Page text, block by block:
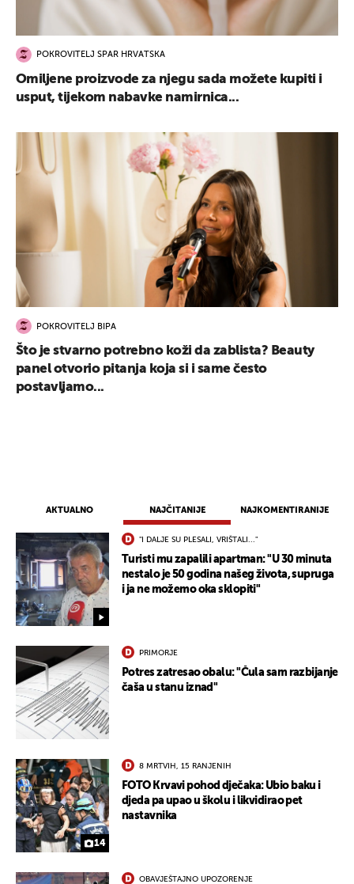
AKTUALNO NAJČITANIJE NAJKOMENTIRANIJE
"I DALJE SU PLESALI, VRIŠTALI..."
Turisti mu zapalili apartman: "U 30 minuta
nestalo je 50 godina našeg života, supruga
i ja ne možemo oka sklopiti"
PRIMORJE
Potres zatresao obalu: "Čula sam razbijanje
čaša u stanu iznad"
14
8 MRTVIH, 15 RANJENIH
FOTO Krvavi pohod dječaka: Ubio baku i
djeda pa upao u školu i likvidirao pet
nastavnika
OBAVJEŠTAJNO UPOZORENJE
POKROVITELJ SPAR HRVATSKA
Omiljene proizvode za njegu sada možete kupiti i
usput, tijekom nabavke namirnica...
POKROVITELJ BIPA
Što je stvarno potrebno koži da zablista? Beauty
panel otvorio pitanja koja si i same često
postavljamo...